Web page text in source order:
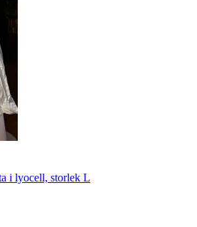
i lyocell, storlek L